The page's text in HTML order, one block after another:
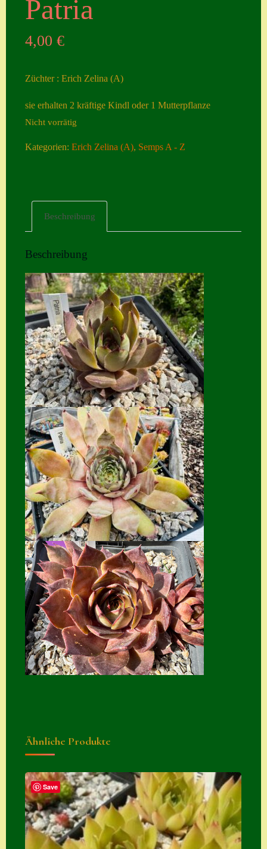
ngen
Neuheiten
Home
Hostas
Impressum
Kasse
Kontakt
Mein Konto
Naturformen
S. x nixonii
Semps die ich
suche
Semps von A – Z
Shop
Suche
Sue Thomas
Translator
Versand
Versand von
Semps
Warenkorb
Zahlungs- &
Versandinfos
Zubehör
Zubehör
Patria
4,00€
Züchter : Erich Zelina (A)
sie erhalten 2 kräftige Kindl oder 1 Mutterpflanze
Nicht vorrätig
Kategorien:Erich Zelina (A), Semps A - Z
Beschreibung
Beschreibung
Ähnliche Produkte
Save